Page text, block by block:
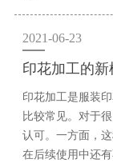
2021-06-23
印花加工的新
印花加工是服装
比较常见。对于
认可。一方面，
在后续使用中还